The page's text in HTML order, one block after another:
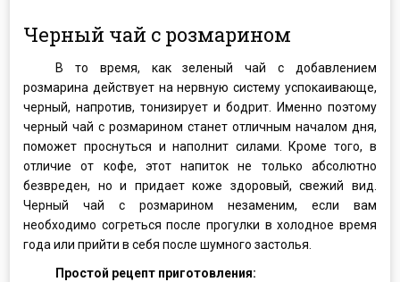
Черный чай с розмарином
В то время, как зеленый чай с добавлением
розмарина действует на нервную систему успокаивающе,
черный, напротив, тонизирует и бодрит. Именно поэтому
черный чай с розмарином станет отличным началом дня,
поможет проснуться и наполнит силами. Кроме того, в
отличие от кофе, этот напиток не только абсолютно
безвреден, но и придает коже здоровый, свежий вид.
Черный чай с розмарином незаменим, если вам
необходимо согреться после прогулки в холодное время
года или прийти в себя после шумного застолья.
Простой рецепт приготовления: